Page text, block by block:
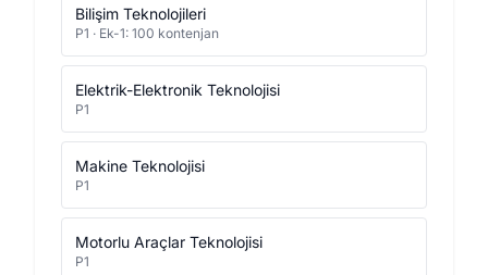
Bilişim Teknolojileri
P1 · Ek-1: 100 kontenjan
Elektrik-Elektronik Teknolojisi
P1
Makine Teknolojisi
P1
Motorlu Araçlar Teknolojisi
P1